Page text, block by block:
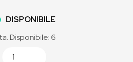
DISPONIBILE
Disponibile: 6